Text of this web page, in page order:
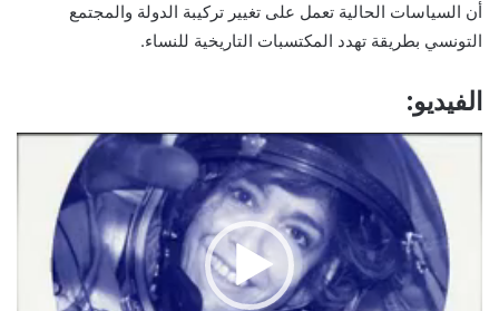
أن السياسات الحالية تعمل على تغيير تركيبة الدولة والمجتمع
التونسي بطريقة تهدد المكتسبات التاريخية للنساء.
الفيديو: